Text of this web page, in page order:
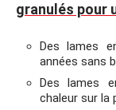
granulés pour
Des lames
années sans
Des lames
chaleur sur la